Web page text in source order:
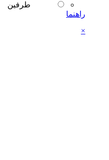
طرفین
راهنما